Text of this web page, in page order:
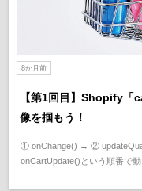
8か月前
【第1回目】Shopify「
像を掴もう！
① onChange() → ②
onCartUpdate()という順番で動